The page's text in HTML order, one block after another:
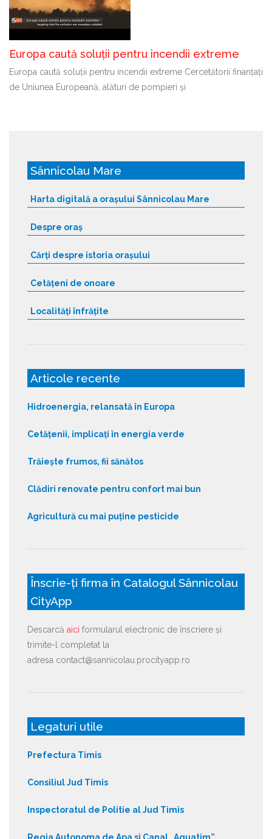
Europa caută soluții pentru incendii extreme
Europa caută soluții pentru incendii extreme Cercetătorii finanțați
de Uniunea Europeană, alături de pompieri și
Sânnicolau Mare
Harta digitală a orașului Sânnicolau Mare
Despre oraș
Cărți despre istoria orașului
Cetățeni de onoare
Localități înfrățite
Articole recente
Hidroenergia, relansată în Europa
Cetățenii, implicați în energia verde
Trăiește frumos, fii sănătos
Clădiri renovate pentru confort mai bun
Agricultură cu mai puține pesticide
Înscrie-ți firma în Catalogul Sânnicolau
CityApp
Descarcă aici formularul electronic de înscriere și
trimite-l completat la
adresa contact@sannicolau.procityapp.ro
Legaturi utile
Prefectura Timis
Consiliul Jud Timis
Inspectoratul de Politie al Jud Timis
Regia Autonoma de Apa si Canal „Aquatim”